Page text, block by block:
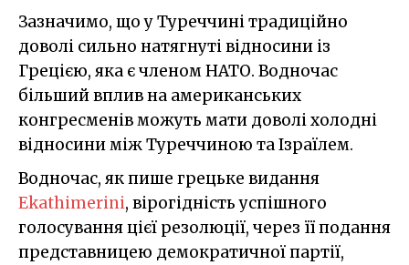
Зазначимо, що у Туреччині традиційно
доволі сильно натягнуті відносини із
Грецією, яка є членом НАТО. Водночас
більший вплив на американських
конгресменів можуть мати доволі холодні
відносини між Туреччиною та Ізраїлем.
Водночас, як пише грецьке видання
Ekathimerini, вірогідність успішного
голосування цієї резолюції, через її подання
представницею демократичної партії,